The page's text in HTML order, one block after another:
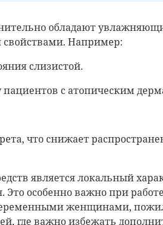
обладают
Например:
слизистой.
пациентов с атопическим
что снижает
является локальный
Это особенно важно при
женщинами,
где важно избежать